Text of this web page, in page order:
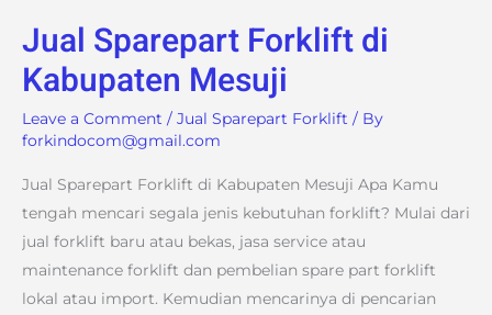
Jual Sparepart Forklift di
Kabupaten Mesuji
Leave a Comment / Jual Sparepart Forklift / By
forkindocom@gmail.com
Jual Sparepart Forklift di Kabupaten Mesuji Apa Kamu
tengah mencari segala jenis kebutuhan forklift? Mulai dari
jual forklift baru atau bekas, jasa service atau
maintenance forklift dan pembelian spare part forklift
lokal atau import. Kemudian mencarinya di pencarian
Jual
Sparepart
Forklift
di
Kabupaten
Mesuji